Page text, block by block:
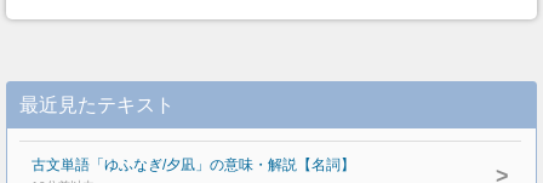
最近見たテキスト
古文単語「ゆふなぎ/夕凪」の意味・解説【名詞】 >